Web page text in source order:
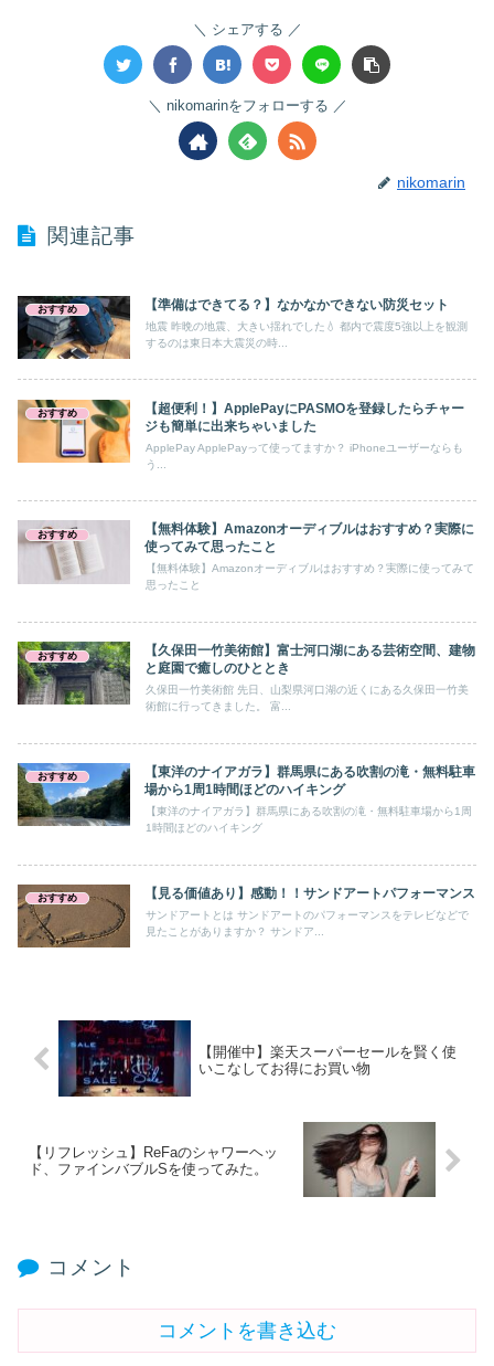
シェアする
nikomarinをフォローする
nikomarin
関連記事
おすすめ 【準備はできてる？】なかなかできない防災セット
地震 昨晩の地震、大きい揺れでした💧 都内で震度5強以上を観測
するのは東日本大震災の時...
おすすめ
【超便利！】ApplePayにPASMOを登録したらチャー
ジも簡単に出来ちゃいました
ApplePay ApplePayって使ってますか？ iPhoneユーザーならも
う...
おすすめ
【無料体験】Amazonオーディブルはおすすめ？実際に
使ってみて思ったこと
【無料体験】Amazonオーディブルはおすすめ？実際に使ってみて
思ったこと
おすすめ
【久保田一竹美術館】富士河口湖にある芸術空間、建物
と庭園で癒しのひととき
久保田一竹美術館 先日、山梨県河口湖の近くにある久保田一竹美
術館に行ってきました。 富...
おすすめ
【東洋のナイアガラ】群馬県にある吹割の滝・無料駐車
場から1周1時間ほどのハイキング
【東洋のナイアガラ】群馬県にある吹割の滝・無料駐車場から1周
1時間ほどのハイキング
おすすめ 【見る価値あり】感動！！サンドアートパフォーマンス
サンドアートとは サンドアートのパフォーマンスをテレビなどで
見たことがありますか？ サンドア...
【開催中】楽天スーパーセールを賢く使
いこなしてお得にお買い物
【リフレッシュ】ReFaのシャワーヘッ
ド、ファインバブルSを使ってみた。
コメント
コメントを書き込む